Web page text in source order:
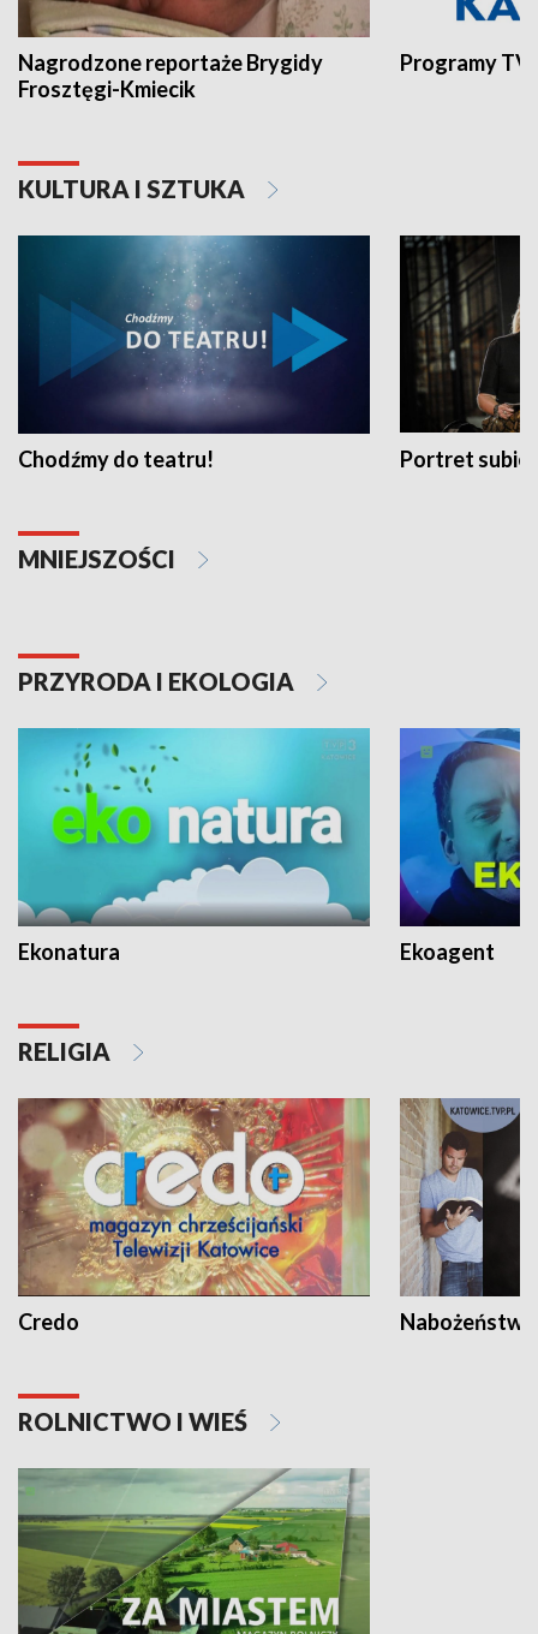
Nagrodzone reportaże Brygidy
Frosztęgi-Kmiecik
Programy
KULTURA I SZTUKA
Chodźmy do teatru! Portret
MNIEJSZOŚCI
PRZYRODA I EKOLOGIA
Ekonatura Ekoagent
RELIGIA
Credo
ROLNICTWO I WIEŚ